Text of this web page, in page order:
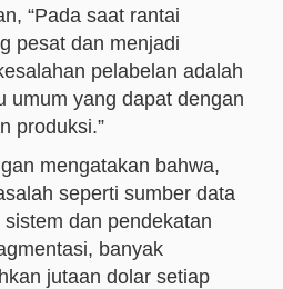
“Pada saat rantai
pesat dan menjadi
pelabelan adalah
umum yang dapat dengan
produksi.”
mengatakan bahwa,
seperti sumber data
dan pendekatan
banyak
jutaan dolar setiap